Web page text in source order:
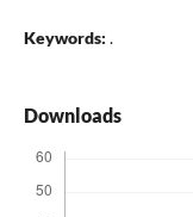
Keywords: .
Downloads